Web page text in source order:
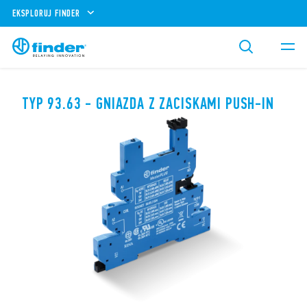
EKSPLORUJ FINDER
TYP 93.63 - GNIAZDA Z ZACISKAMI PUSH-IN